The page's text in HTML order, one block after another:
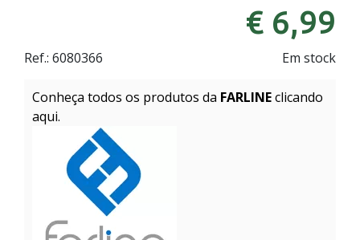
€ 6,99
Em stock
Ref.: 6080366
Conheça todos os produtos da FARLINEclicando
aqui.